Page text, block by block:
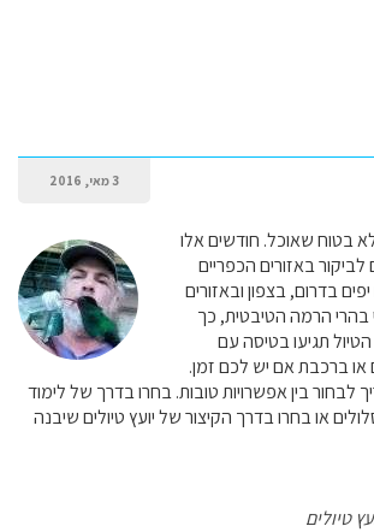
3 מאי, 2016
בטוח שאוכל. חודשים אלו
לביקור באזורים הכפריים
בדרום, בצפון ובאזורים
בהרי הרמה הטיבטית, כך
תגיעו בטיסה עם
או ברכבת אם יש לכם זמן.
לבחור בין אפשרויות טובות. בחרו בדרך של לימוד
או בחרו בדרך הקיצור של יועץ טיולים שיבנה
טיולים